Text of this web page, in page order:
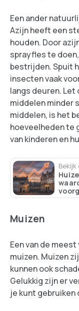
Een ander
Azijn heeft een
houden. Door
sprayfles te
bestrijden. Spuit
insecten vaak
langs deuren.
middelen minder
middelen, is het
hoeveelheden te
van kinderen en
Bekijk
Muizen
Een van de
muizen. Muizen
kunnen ook
Gelukkig zijn er
je kunt gebruiken